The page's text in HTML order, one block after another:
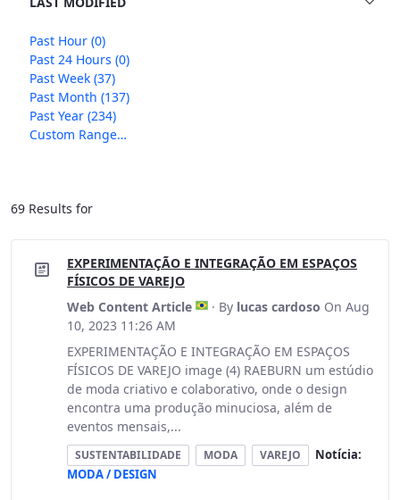
Past Hour (0)
Past 24 Hours (0)
Past Week (37)
Past Month (137)
Past Year (234)
Custom Range…
69 Results for
EXPERIMENTAÇÃO E INTEGRAÇÃO EM ESPAÇOS
FÍSICOS DE VAREJO
Web Content Article
· By lucas cardoso On Aug
10, 2023 11:26 AM
EXPERIMENTAÇÃO E INTEGRAÇÃO EM ESPAÇOS
FÍSICOS DE VAREJO image (4) RAEBURN um estúdio
de moda criativo e colaborativo, onde o design
encontra uma produção minuciosa, além de
eventos mensais,...
SUSTENTABILIDADE MODA VAREJO
Notícia:
MODA / DESIGN